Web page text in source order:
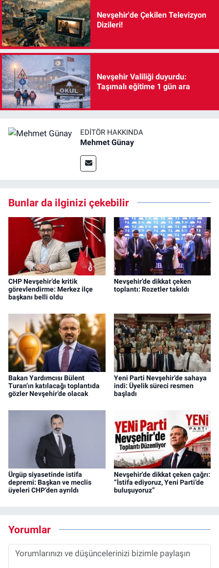
Nevşehir'de Çekilen Televizyon
Dizileri!
Nevşehir Valiliği duyurdu:
Taşımalı eğitime 1 gün ara
EDITÖR HAKKINDA
Mehmet Günay
Bunlar da ilginizi çekebilir
CHP Nevşehir’de kritik
görevlendirme: Merkez ilçe
başkanı belli oldu
Nevşehir’de dikkat çeken
toplantı: Rozetler takıldı
Bakan Yardımcısı Bülent
Turan’ın katılacağı toplantıda
gözler Nevşehir’de olacak
Yeni Parti Nevşehir’de sahaya
indi: Üyelik süreci resmen
başladı
Ürgüp siyasetinde istifa
depremi: Başkan ve meclis
üyeleri CHP’den ayrıldı
Nevşehir'de dikkat çeken çağrı:
“İstifa ediyoruz, Yeni Parti’de
buluşuyoruz”
Yorumlar